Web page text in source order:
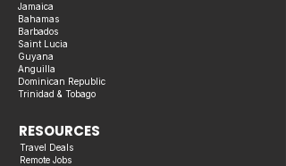
Jamaica
Bahamas
Barbados
Saint Lucia
Guyana
Anguilla
Dominican Republic
Trinidad & Tobago
RESOURCES
Travel Deals
Remote Jobs